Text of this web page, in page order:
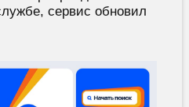
сервис обновил